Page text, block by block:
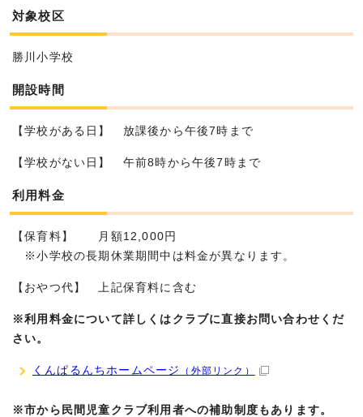
対象校区
勝川小学校
開設時間
【学校がある日】 放課後から午後7時まで
【学校がない日】 午前8時から午後7時まで
利用料金
【保育料】 月額12,000円
※小学校の長期休業期間中は料金が異なります。
【おやつ代】 上記保育料に含む
※利用料金について詳しくはクラブに直接お問い合わせくだ
さい。
くんぱるんちホームページ （外部リンク）
※市から民間児童クラブ利用者への補助制度もあります。